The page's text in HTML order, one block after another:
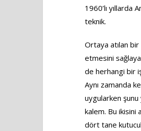
1960’lı yıllarda
teknik.
Ortaya atılan
etmesini
de herhangi bir
Aynı zamanda
uygularken şunu
kalem. Bu ikisini
dört tane